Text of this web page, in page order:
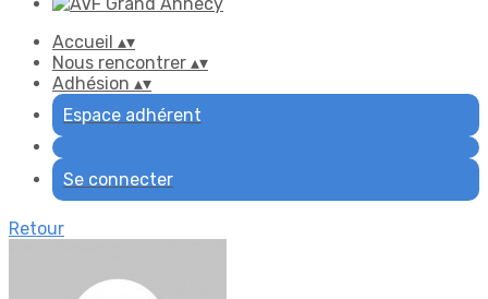
Accueil ▴▾
Nous rencontrer ▴▾
Adhésion ▴▾
Espace adhérent
Se connecter
Retour